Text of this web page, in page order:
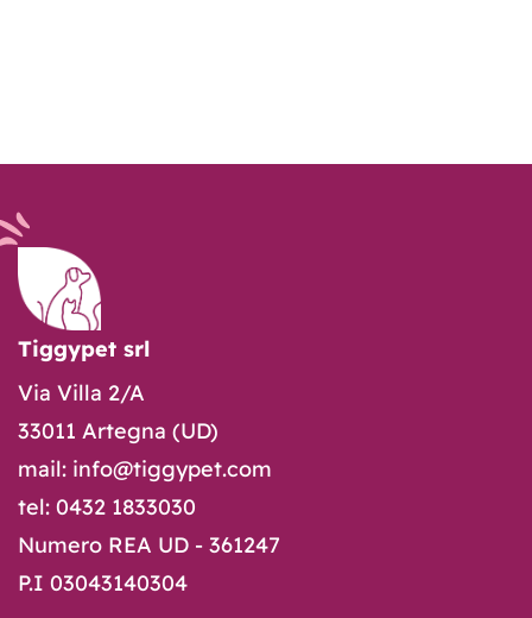
Tiggypet srl
Via Villa 2/A
33011 Artegna (UD)
mail: info@tiggypet.com
tel: 0432 1833030
Numero REA UD - 361247
P.I 03043140304